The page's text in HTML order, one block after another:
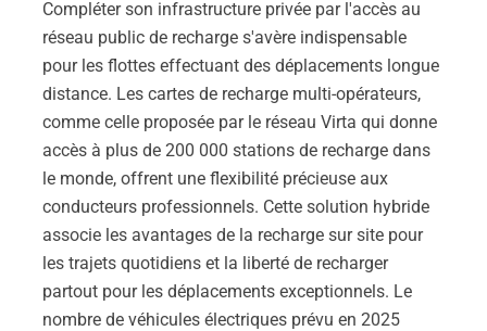
Compléter son infrastructure privée par l'accès au
réseau public de recharge s'avère indispensable
pour les flottes effectuant des déplacements longue
distance. Les cartes de recharge multi-opérateurs,
comme celle proposée par le réseau Virta qui donne
accès à plus de 200 000 stations de recharge dans
le monde, offrent une flexibilité précieuse aux
conducteurs professionnels. Cette solution hybride
associe les avantages de la recharge sur site pour
les trajets quotidiens et la liberté de recharger
partout pour les déplacements exceptionnels. Le
nombre de véhicules électriques prévu en 2025